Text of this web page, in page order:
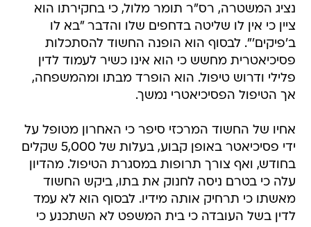
נציג המשטרה, רס"ר תומר מלול, כי בחקירתו הוא
ציין כי אין לו שליטה בדחפים שלו והדבר "בא לו
ב'פיקים'". לבסוף הוא הופנה החשוד להסתכלות
פסיכיאטרית מחשש כי הוא אינו כשיר לעמוד לדין
פלילי ודרוש טיפול. הוא הופרד מבתו ומהמשפחה,
אך הטיפול הפסיכיאטרי נמשך.
אחיו של החשוד המרכזי סיפר כי האחרון מטופל על
ידי פסיכיאטר באופן קבוע, בעלות של 5,000 שקלים
בחודש, ואף צורך תרופות במסגרת הטיפול. מהדיון
עלה כי בטרם ניסה לחנוק את בתו, ביקש החשוד
מאשתו כי תרחיק אותה מידיו. לבסוף הוא לא עמד
לדין בשל העובדה כי בית המשפט לא השתכנע כי